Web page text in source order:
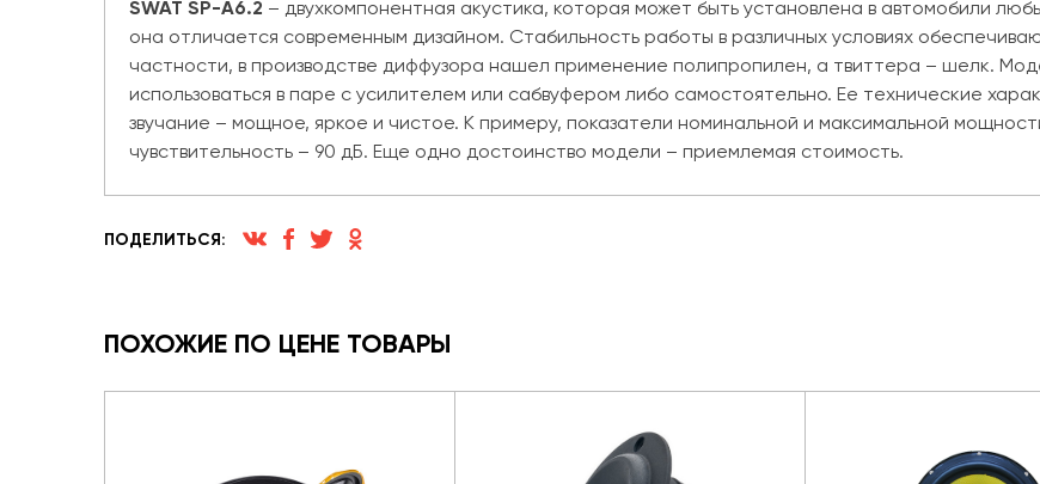
SWAT SP-A6.2 – двухкомпонентная акустика, которая может быть установлена в автомобили
она отличается современным дизайном. Стабильность работы в различных условиях
частности, в производстве диффузора нашел применение полипропилен, а твиттера – шелк.
использоваться в паре с усилителем или сабвуфером либо самостоятельно. Ее технические
звучание – мощное, яркое и чистое. К примеру, показатели номинальной и максимальной
чувствительность – 90 дБ. Еще одно достоинство модели – приемлемая стоимость.
ПОДЕЛИТЬСЯ:
ПОХОЖИЕ ПО ЦЕНЕ ТОВАРЫ